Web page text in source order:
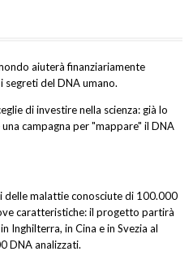
aiuterà finanziariamente
del DNA umano.
di investire nella scienza: già lo
campagna per "mappare" il DNA
delle malattie conosciute di 100.000
caratteristiche: il progetto partirà
Inghilterra, in Cina e in Svezia al
DNA analizzati.